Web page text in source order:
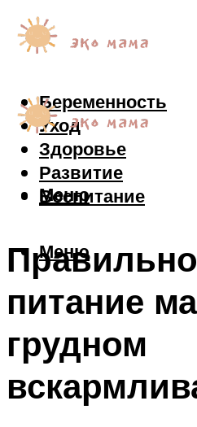
Беременность
Уход
Здоровье
Развитие
Воспитание
Меню
Меню
питание
грудном